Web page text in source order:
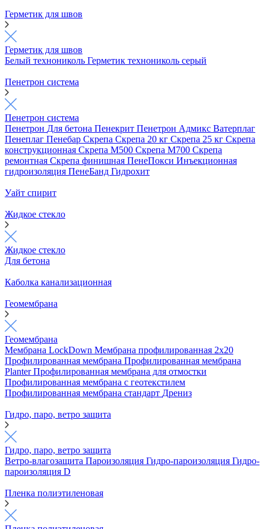
Герметик для швов
Герметик для швов
Белый технониколь Герметик технониколь серый
Пенетрон система
Пенетрон система
Пенетрон Для бетона Пенекрит Пенетрон Адмикс Ватерплаг
Пенеплаг Пенебар Скрепа Скрепа 20 кг Скрепа 25 кг Скрепа
конструкционная Скрепа М500 Скрепа М700 Скрепа
ремонтная Скрепа финишная ПенеПокси Инъекционная
гидроизоляция ПенеБанд Гидрохит
Уайт спирит
Жидкое стекло
Жидкое стекло
Для бетона
Каболка канализационная
Геомембрана
Геомембрана
Мембрана LockDown Мембрана профилированная 2х20
Профилированная мембрана Профилированная мембрана
PlanterПрофилированная мембрана для отмостки
Профилированная мембрана с геотекстилем
Профилированная мембрана стандарт Дрениз
Гидро, паро, ветро защита
Гидро, паро, ветро защита
Ветро-влагозащита Пароизоляция Гидро-пароизоляция Гидро-
пароизоляция D
Пленка полиэтиленовая